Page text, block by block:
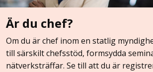
Är du chef?
Om du är chef inom en statlig
till särskilt chefsstöd, formsydda
nätverksträffar. Se till att du är